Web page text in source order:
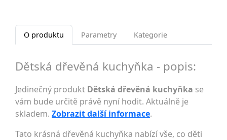
O produktu Parametry Kategorie
Dětská dřevěná kuchyňka - popis:
Jedinečný produkt Dětská dřevěná kuchyňka se
vám bude určitě právě nyní hodit. Aktuálně je
skladem. Zobrazit další informace.
Tato krásná dřevěná kuchyňka nabízí vše, co děti